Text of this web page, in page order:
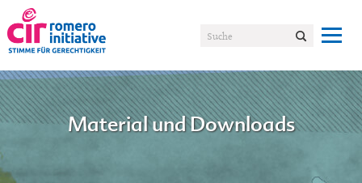
Material und Downloads